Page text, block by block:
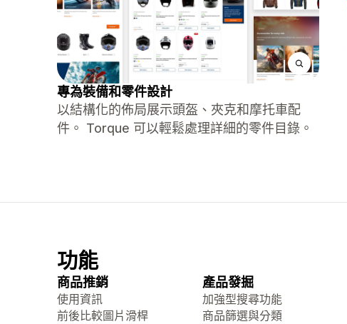
專為裝備和零件設計
以結構化的佈局展示頭盔、夾克和摩托車配
件。 Torque 可以輕鬆處理詳細的零件目錄。
功能
商品推銷
使用資訊
前後比較圖片滑桿
產品發掘
加強型搜尋功能
商品篩選與分類